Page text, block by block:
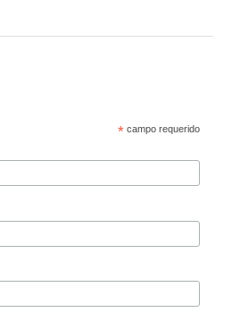
*campo requerido